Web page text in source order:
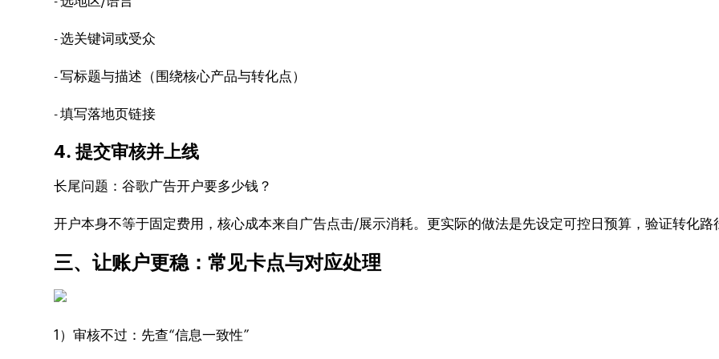
- 选关键词或受众
- 写标题与描述（围绕核心产品与转化点）
- 填写落地页链接
4. 提交审核并上线
长尾问题：谷歌广告开户要多少钱？
开户本身不等于固定费用，核心成本来自广告点击/展示消耗。更实际的做法是先设定可控日预算，验证转化路
三、让账户更稳：常见卡点与对应处理
1）审核不过：先查“信息一致性”